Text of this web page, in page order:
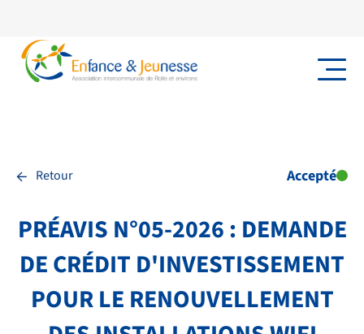
← Retour Accepté
PRÉAVIS N°05-2026 : DEMANDE
DE CRÉDIT D'INVESTISSEMENT
POUR LE RENOUVELLEMENT